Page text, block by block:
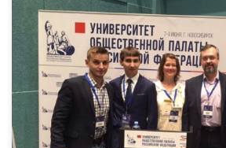
С 7 по 9 июня 2019 года в рамках проекта
Новосибирске состоялся интенсивный тренинг для
региональных общественных палат «Проектирование